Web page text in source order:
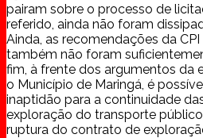
pairam sobre o processo de
referido, ainda não foram
Ainda, as recomendações da
também não foram
fim, à frente dos argumentos da
o Município de Maringá, é
inaptidão para a continuidade
exploração do transporte
ruptura do contrato de